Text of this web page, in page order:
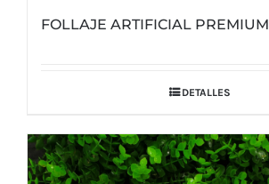
FOLLAJE ARTIFICIAL PREMIUM
DETALLES